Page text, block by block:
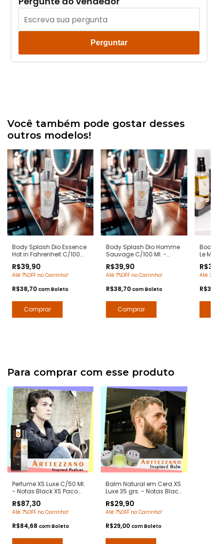
Perguntar
Você também pode gostar desses
outros modelos!
Body Splash Dio Essence
Hot in Fahrenheit C/100
Dior - Deo Colônia
Desodorante Corporal -
R$39,90
Até 7%OFF no Carrinho!
R$38,70 comBoleto
Body Splash Dio Homme
Sauvage C/100 Ml. -
Deo Colônia Desodorante
Corporal - Arte 1 Perfumes
R$39,90
Até 7%OFF no Carrinho!
R$38,70 comBoleto
Body
Le
Até
Para comprar com esse produto
Perfume XS Luxe C/50 Ml.
- Notas Black XS Paco
Premium - Arte 1 Perfumes
R$87,30
Até 7%OFF no Carrinho!
R$84,68 comBoleto
Balm Natural em Cera XS
Luxe 35 grs. - Notas Black
Pomada Modeladora
Anti Frizz para Barba e
R$29,90
Até 7%OFF no Carrinho!
R$29,00comBoleto